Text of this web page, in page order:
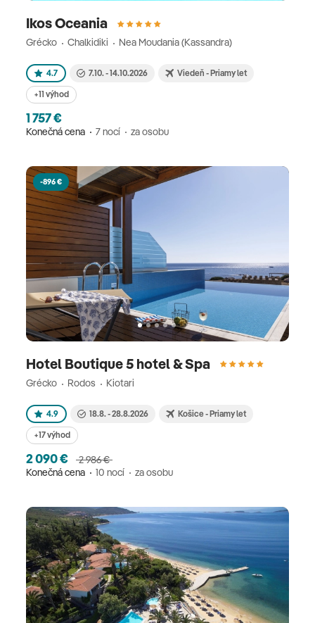
Ikos Oceania
Grécko Chalkidiki Nea Moudania (Kassandra)
4.7 7.10. - 14.10.2026 Viedeň - Priamy let
+11 výhod
1 757 €
Konečná cena 7 nocí za osobu
-896 €
Hotel Boutique 5 hotel & Spa
Grécko Rodos Kiotari
4.9 18.8. - 28.8.2026 Košice - Priamy let
+17 výhod
2 090 €
2 986 €
Konečná cena
10 nocí za osobu